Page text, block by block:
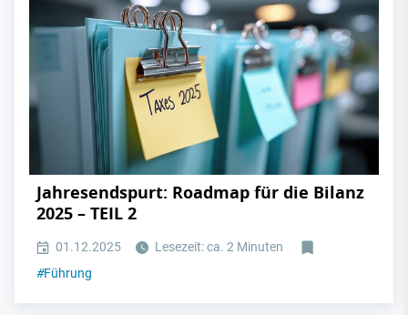
Jahresendspurt: Roadmap für die Bilanz
2025 – TEIL 2
01.12.2025
Lesezeit: ca. 2 Minuten
#Führung